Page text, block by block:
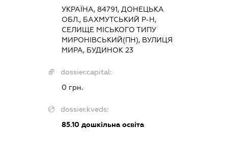
УКРАЇНА, 84791, ДОНЕЦЬКА
ОБЛ., БАХМУТСЬКИЙ Р-Н,
СЕЛИЩЕ МІСЬКОГО ТИПУ
МИРОНІВСЬКИЙ(ПН), ВУЛИЦЯ
МИРА, БУДИНОК 23
dossier.capital:
0 грн.
dossier.kveds:
85.10 дошкільна освіта